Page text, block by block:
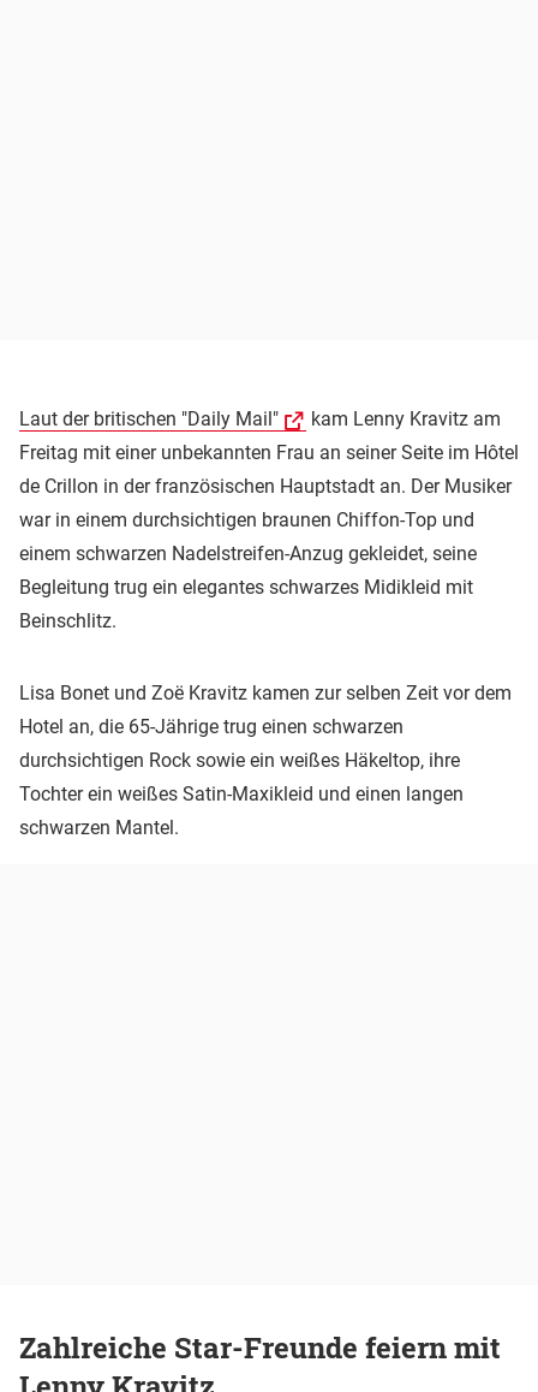
Laut der britischen "Daily Mail"
kam Lenny Kravitz am
Freitag mit einer unbekannten Frau an seiner Seite im Hôtel
de Crillon in der französischen Hauptstadt an. Der Musiker
war in einem durchsichtigen braunen Chiffon-Top und
einem schwarzen Nadelstreifen-Anzug gekleidet, seine
Begleitung trug ein elegantes schwarzes Midikleid mit
Beinschlitz.
Lisa Bonet und Zoë Kravitz kamen zur selben Zeit vor dem
Hotel an, die 65-Jährige trug einen schwarzen
durchsichtigen Rock sowie ein weißes Häkeltop, ihre
Tochter ein weißes Satin-Maxikleid und einen langen
schwarzen Mantel.
Zahlreiche Star-Freunde feiern mit